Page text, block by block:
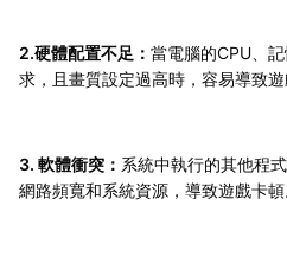
2.硬體配置不足： 當電腦的CPU、
求，且畫質設定過高時，容易導致遊
3. 軟體衝突： 系統中執行的其他程
網路頻寬和系統資源，導致遊戲卡頓